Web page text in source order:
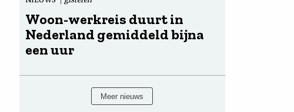
Woon-werkreis duurt in
Nederland gemiddeld bijna
een uur
Meer nieuws